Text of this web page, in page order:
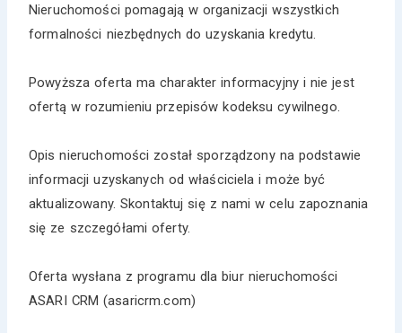
Nieruchomości pomagają w organizacji wszystkich
formalności niezbędnych do uzyskania kredytu.
Powyższa oferta ma charakter informacyjny i nie jest
ofertą w rozumieniu przepisów kodeksu cywilnego.
Opis nieruchomości został sporządzony na podstawie
informacji uzyskanych od właściciela i może być
aktualizowany. Skontaktuj się z nami w celu zapoznania
się ze szczegółami oferty.
Oferta wysłana z programu dla biur nieruchomości
ASARI CRM (asaricrm.com)